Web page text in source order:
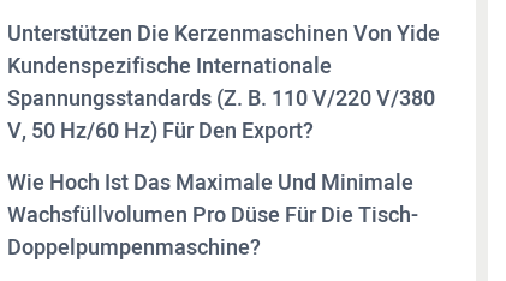
Unterstützen Die Kerzenmaschinen Von Yide
Kundenspezifische Internationale
Spannungsstandards (z. B. 110 V/220 V/380
V, 50 Hz/60 Hz) Für Den Export?
Wie Hoch Ist Das Maximale Und Minimale
Wachsfüllvolumen Pro Düse Für Die Tisch-
Doppelpumpenmaschine?